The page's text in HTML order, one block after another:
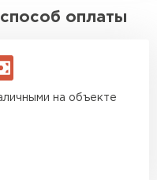
оплаты
на объекте